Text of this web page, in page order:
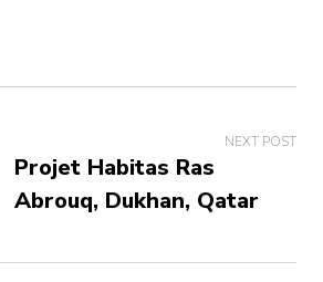
NEXT POST
Projet Habitas Ras
Abrouq, Dukhan, Qatar